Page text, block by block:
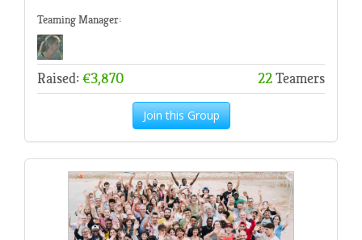
Teaming Manager:
Raised: €3,870 22Teamers
Join this Group